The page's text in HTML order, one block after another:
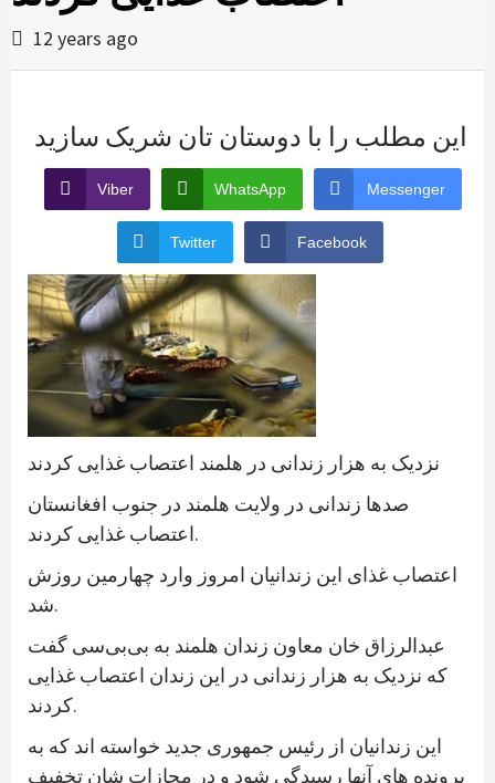
12 years ago
این مطلب را با دوستان تان شریک سازید
Viber WhatsApp Messenger
Twitter Facebook
نزدیک به هزار زندانی در هلمند اعتصاب غذایی کردند
صدها زندانی در ولایت هلمند در جنوب افغانستان
اعتصاب غذایی کردند.
اعتصاب غذای این زندانیان امروز وارد چهارمین روزش
شد.
عبدالرزاق خان معاون زندان هلمند به بی‌بی‌سی گفت
که نزدیک به هزار زندانی در این زندان اعتصاب غذایی
کردند.
این زندانیان از رئیس جمهوری جدید خواسته اند که به
پرونده های آنها رسیدگی شود و در مجازات شان تخفیف